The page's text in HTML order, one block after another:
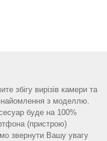
збігу вирізів камери та
з моделлю.
буде на 100%
(пристрою)
звернути Вашу увагу